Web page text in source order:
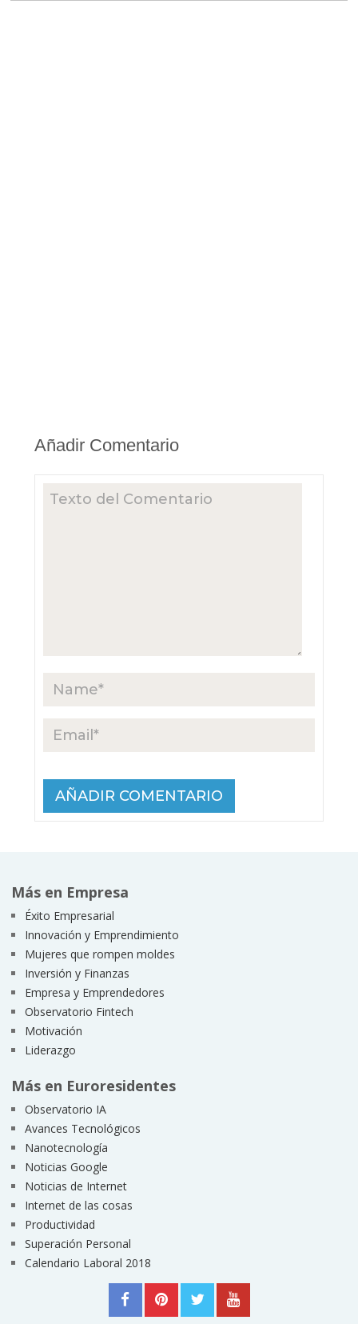
Añadir Comentario
Más en Empresa
Éxito Empresarial
Innovación y Emprendimiento
Mujeres que rompen moldes
Inversión y Finanzas
Empresa y Emprendedores
Observatorio Fintech
Motivación
Liderazgo
Más en Euroresidentes
Observatorio IA
Avances Tecnológicos
Nanotecnología
Noticias Google
Noticias de Internet
Internet de las cosas
Productividad
Superación Personal
Calendario Laboral 2018